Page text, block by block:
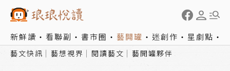
新鮮讀 看聯副 書市圈 藝開罐 迷創作 星劇點
藝文快訊 藝想視界 閱讀藝文 藝開罐夥伴